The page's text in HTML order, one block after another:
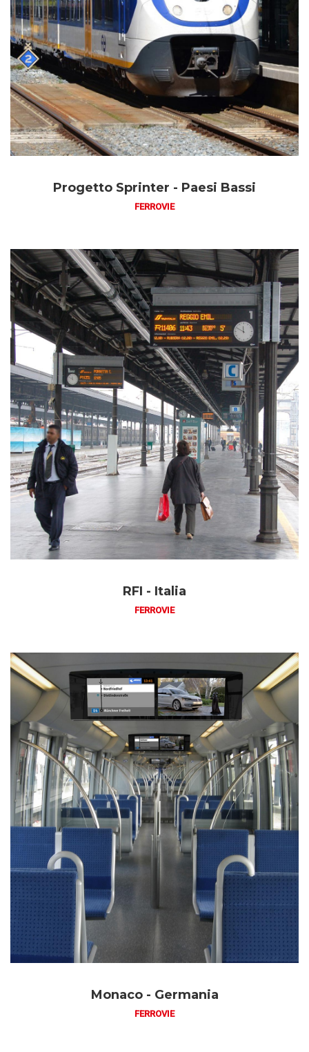
Progetto Sprinter - Paesi Bassi
FERROVIE
RFI - Italia
FERROVIE
Monaco - Germania
FERROVIE